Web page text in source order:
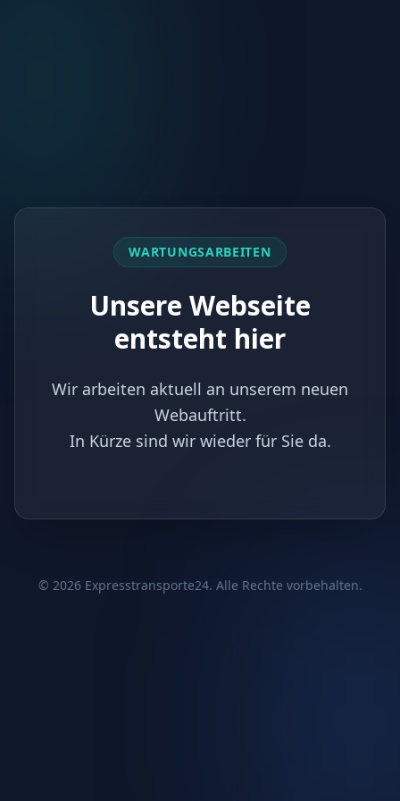
WARTUNGSARBEITEN
Unsere Webseite
entsteht hier
Wir arbeiten aktuell an unserem neuen
Webauftritt.
In Kürze sind wir wieder für Sie da.
© 2026Expresstransporte24. Alle Rechte vorbehalten.